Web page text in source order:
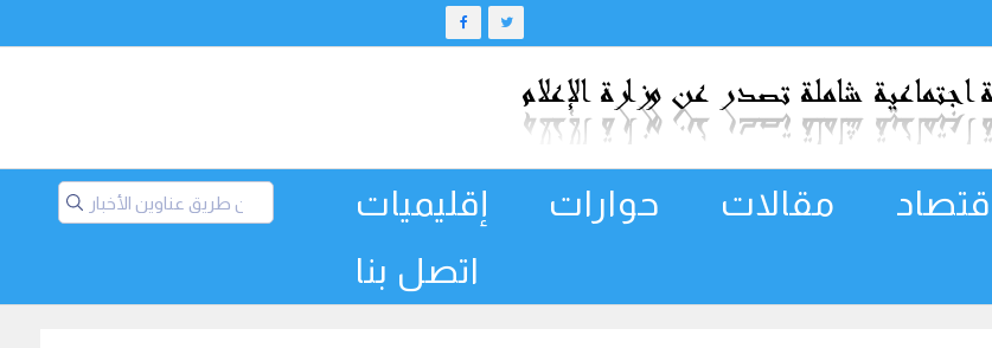
مقالات حوارات
إقليميات
اتصل بنا